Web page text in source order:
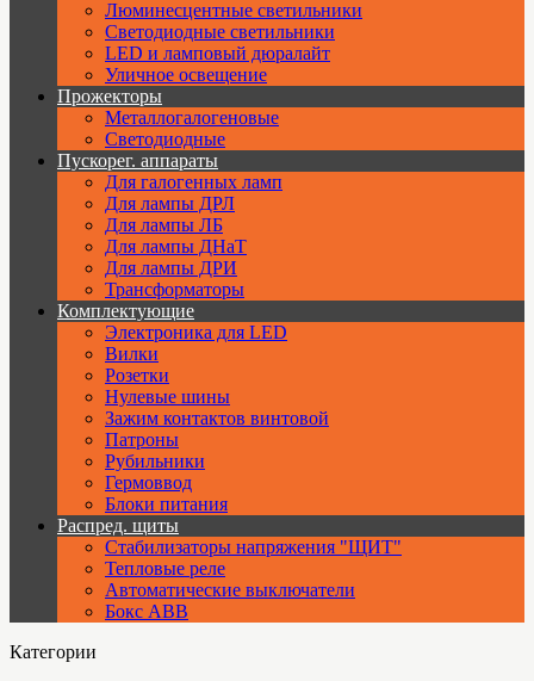
Люминесцентные светильники
Cветодиодные светильники
LED и ламповый дюралайт
Уличное освещение
Прожекторы
Металлогалогеновые
Светодиодные
Пускорег. аппараты
Для галогенных ламп
Для лампы ДРЛ
Для лампы ЛБ
Для лампы ДНаТ
Для лампы ДРИ
Трансформаторы
Комплектующие
Электроника для LED
Вилки
Розетки
Нулевые шины
Зажим контактов винтовой
Патроны
Рубильники
Гермоввод
Блоки питания
Распред. щиты
Стабилизаторы напряжения "ЩИТ"
Тепловые реле
Автоматические выключатели
Бокс ABB
Категории